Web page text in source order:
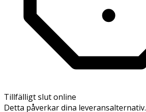
Tillfälligt slut online
Detta påverkar dina leveransalternativ.